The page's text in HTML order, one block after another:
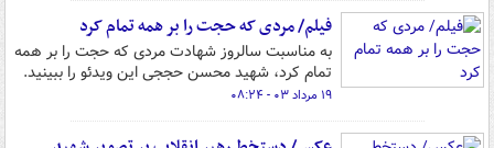
فیلم/ مردی که حجت را بر همه تمام کرد
به مناسبت سالروز شهادت مردی که حجت را بر همه
تمام کرد، شهید محسن حججی این ویدئو را ببینید.
۱۹ مرداد ۰۳ - ۰۸:۲۴